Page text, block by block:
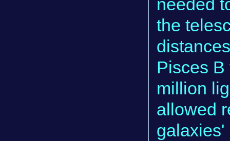
needed
the
Pisces
million
allowed
galaxies'